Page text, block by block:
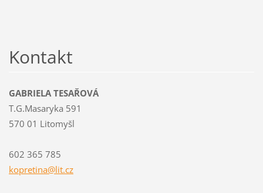
Kontakt
GABRIELA TESAŘOVÁ
T.G.Masaryka 591
570 01 Litomyšl
602 365 785
kopretina@lit.cz